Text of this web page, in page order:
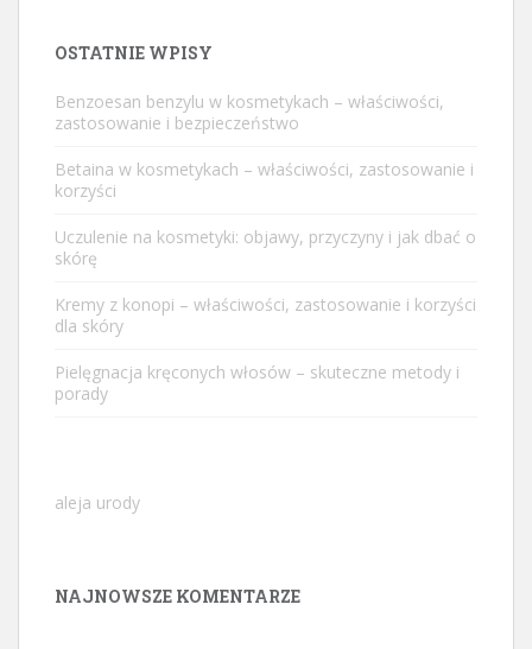
OSTATNIE WPISY
Benzoesan benzylu w kosmetykach – właściwości,
zastosowanie i bezpieczeństwo
Betaina w kosmetykach – właściwości, zastosowanie i
korzyści
Uczulenie na kosmetyki: objawy, przyczyny i jak dbać o
skórę
Kremy z konopi – właściwości, zastosowanie i korzyści
dla skóry
Pielęgnacja kręconych włosów – skuteczne metody i
porady
aleja urody
NAJNOWSZE KOMENTARZE